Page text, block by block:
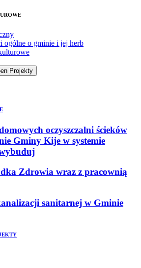
ogólne o gminie i jej herb
Projekty
oczyszczalni ścieków
Gminy Kije w systemie
Zdrowia wraz z pracownią
sanitarnej w Gminie